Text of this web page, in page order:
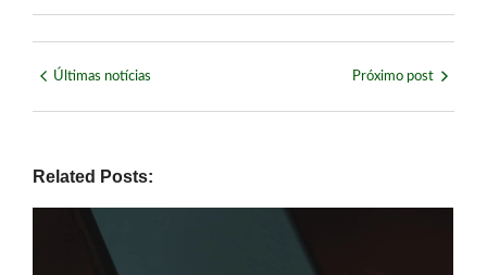
Últimas notícias Próximo post
Related Posts: